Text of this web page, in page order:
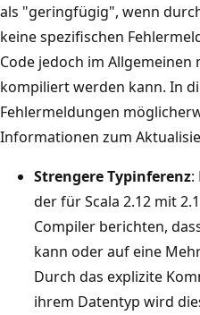
als "geringfügig", wenn
keine spezifischen
Code jedoch im
kompiliert werden kann. In
Fehlermeldungen
Informationen zum
Strengere Typinferenz:
der für Scala 2.12 mit
Compiler berichten,
kann oder auf eine
Durch das explizite
ihrem Datentyp wird